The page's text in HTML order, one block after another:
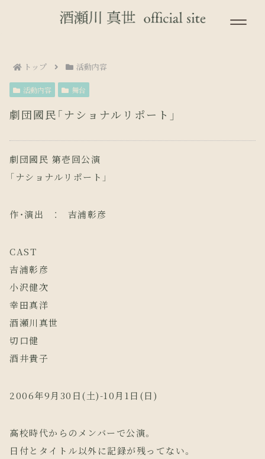
トップ 活動内容
活動内容 舞台
劇団國民「ナショナルリポート」
劇団國民 第壱回公演
「ナショナルリポート」
作・演出 ： 吉浦彰彦
CAST
吉浦彰彦
小沢健次
幸田真洋
酒瀬川真世
切口健
酒井貴子
2006年9月30日(土)-10月1日(日)
高校時代からのメンバーで公演。
日付とタイトル以外に記録が残ってない。